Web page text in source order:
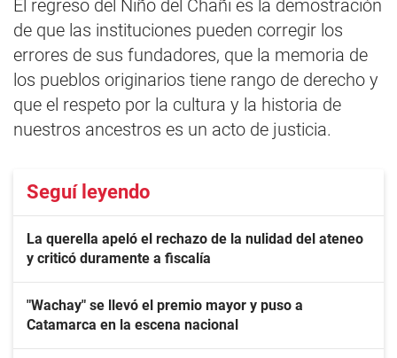
El regreso del Niño del Chañi es la demostración
de que las instituciones pueden corregir los
errores de sus fundadores, que la memoria de
los pueblos originarios tiene rango de derecho y
que el respeto por la cultura y la historia de
nuestros ancestros es un acto de justicia.
Seguí leyendo
La querella apeló el rechazo de la nulidad del ateneo
y criticó duramente a fiscalía
"Wachay" se llevó el premio mayor y puso a
Catamarca en la escena nacional